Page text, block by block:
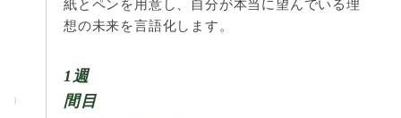
紙とペンを用意し、自分が本当に望んでいる理
想の未来を言語化します。
1週
間目